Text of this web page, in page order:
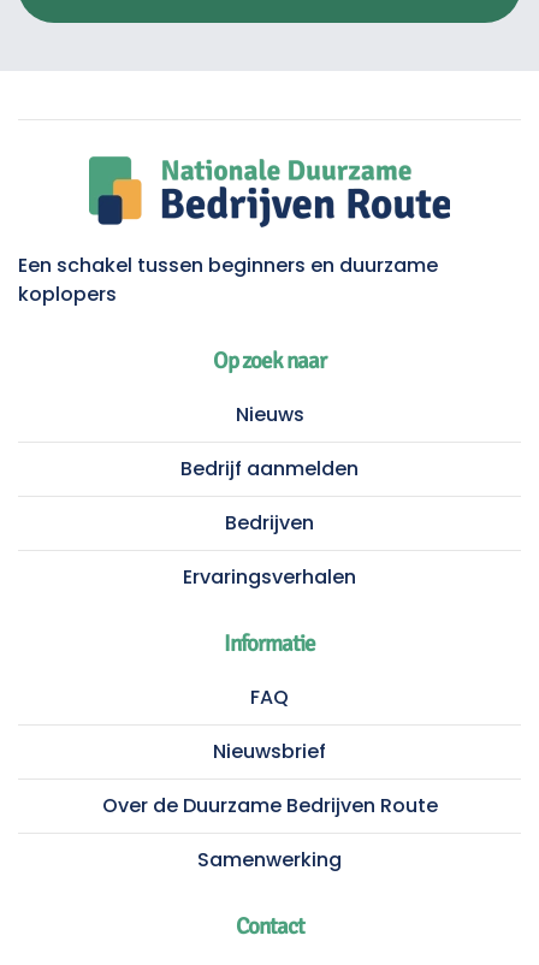
Een schakel tussen beginners en duurzame
koplopers
Op zoek naar
Nieuws
Bedrijf aanmelden
Bedrijven
Ervaringsverhalen
Informatie
FAQ
Nieuwsbrief
Over de Duurzame Bedrijven Route
Samenwerking
Contact